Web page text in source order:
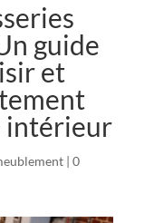
guide
et
intérieur
| 0